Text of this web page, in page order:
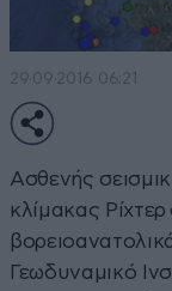
29·09·2016 06:21
Ασθενής
κλίμακας
Γεωδυναμικό